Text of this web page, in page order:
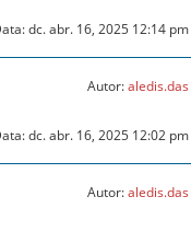
dc. abr. 16, 2025 12:14 pm
Autor:aledis.das
dc. abr. 16, 2025 12:02 pm
Autor:aledis.das